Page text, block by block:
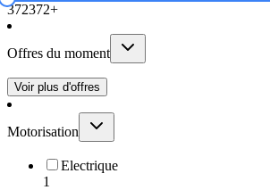
372372+
Offres du moment
Voir plus d'offres
Motorisation
Electrique
1